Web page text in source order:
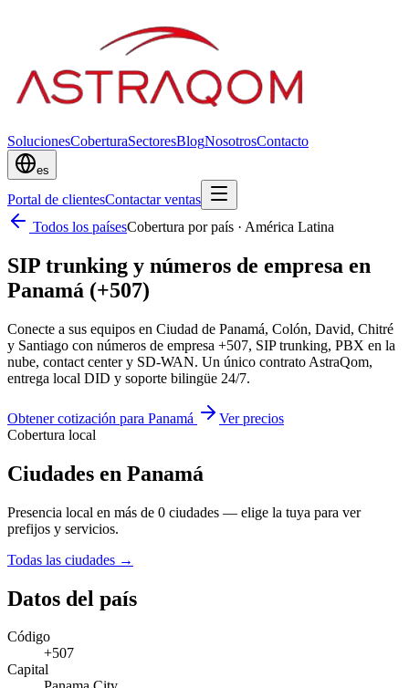
SolucionesCoberturaSectoresBlogNosotrosContacto
es
Portal de clientesContactar ventas
Todos los paísesCobertura por país · América Latina
SIP trunking y números de empresa en
Panamá (+507)
Conecte a sus equipos en Ciudad de Panamá, Colón, David, Chitré
y Santiago con números de empresa +507, SIP trunking, PBX en la
nube, contact center y SD-WAN. Un único contrato AstraQom,
entrega local DID y soporte bilingüe 24/7.
Obtener cotización para Panamá
Ver precios
Cobertura local
Ciudades en Panamá
Presencia local en más de 0 ciudades — elige la tuya para ver
prefijos y servicios.
Todas las ciudades →
Datos del país
Código
+507
Capital